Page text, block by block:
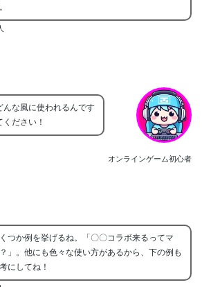
オンラインゲーム初心者
んな風に使われるんです
ださい！
つか例を挙げるね。「〇〇コラボ来るってマ
」。他にも色々な使い方があるから、下の例も
にしてね！